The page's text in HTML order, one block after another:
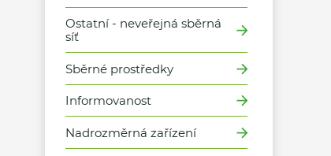
Ostatní - neveřejná sběrná
síť
Sběrné prostředky
Informovanost
Nadrozměrná zařízení